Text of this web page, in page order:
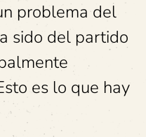
problema del
sido del partido
es lo que hay